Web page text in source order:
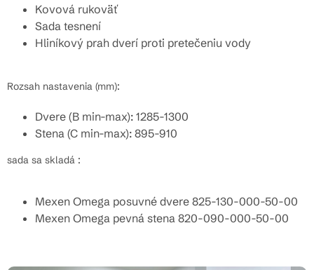
Kovová rukoväť
Sada tesnení
Hliníkový prah dverí proti pretečeniu vody
Rozsah nastavenia (mm):
Dvere (B min-max): 1285-1300
Stena (C min-max): 895-910
sada sa skladá :
Mexen Omega posuvné dvere 825-130-000-50-00
Mexen Omega pevná stena 820-090-000-50-00